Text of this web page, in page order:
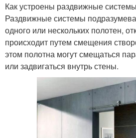
Как устроены раздвижные системы
Раздвижные системы
одного или нескольких полотен,
происходит путем смещения
этом полотна могут смещаться
или задвигаться внутрь стены.